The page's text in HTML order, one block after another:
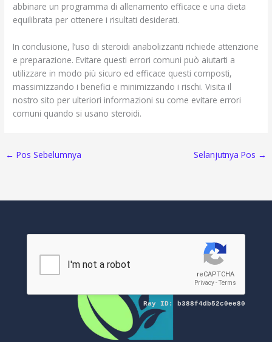
abbinare un programma di allenamento efficace e una dieta
equilibrata per ottenere i risultati desiderati.
In conclusione, l’uso di steroidi anabolizzanti richiede attenzione
e preparazione. Evitare questi errori comuni può aiutarti a
utilizzare in modo più sicuro ed efficace questi composti,
massimizzando i benefici e minimizzando i rischi. Visita il
nostro sito per ulteriori informazioni su come evitare errori
comuni quando si usano steroidi.
← Pos Sebelumnya Selanjutnya Pos →